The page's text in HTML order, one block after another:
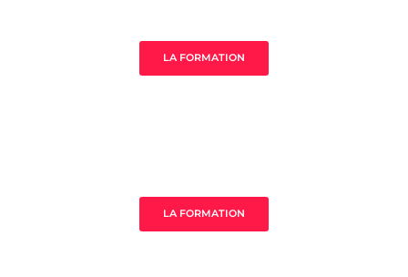
LA FORMATION
LA FORMATION